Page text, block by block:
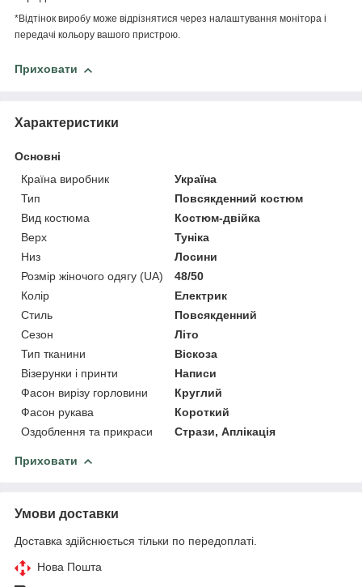
*Відтінок виробу може відрізнятися через налаштування монітора і
передачі кольору вашого пристрою.
Приховати
Характеристики
Основні
Країна виробник
Україна
Тип
Повсякденний костюм
Вид костюма
Костюм-двійка
Верх
Туніка
Низ
Лосини
Розмір жіночого одягу (UA)
48/50
Колір
Електрик
Стиль
Повсякденний
Сезон
Літо
Тип тканини
Віскоза
Візерунки і принти
Написи
Фасон вирізу горловини
Круглий
Фасон рукава
Короткий
Оздоблення та прикраси
Стрази, Аплікація
Приховати
Умови доставки
Доставка здійснюється тільки по передоплаті.
Нова Пошта